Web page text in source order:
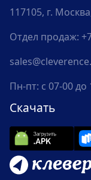
117105, г.
Отдел продаж:
Пн-пт: с 07-00 до
Скачать